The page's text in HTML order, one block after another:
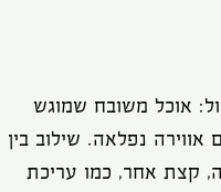
אוכל משובח שמוגש
נפלאה. שילוב בין
קצת אחר, כמו עריכת